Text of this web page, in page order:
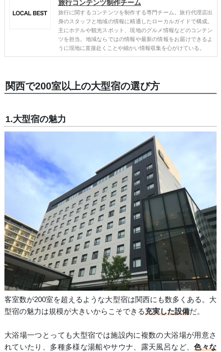
旅行コンテンツ制作チーム
旅行に関するコンテンツを制作する専門チーム。旅行代理店出
身のスタッフと地域の情報に精通したローカルガイドで構成。
主にホテルや観光スポット、現地のグルメ情報などのコンテン
ツを担当。地域ならではの情報や最新の情報をお届けできるよ
うに現地に直接赴くことや細かい情報収集を心がけている。
関西で200室以上の大型宿の選び方
1.大型宿の魅力
客室数が200室を超えるような大型宿は関西にも数多くある。大
型宿の魅力は規模が大きいからこそできる充実した設備だ。
大浴場一つとっても大型宿では施設内に複数の大浴場が用意さ
れていたり、多種多様な湯船やサウナ、露天風呂など、色々な